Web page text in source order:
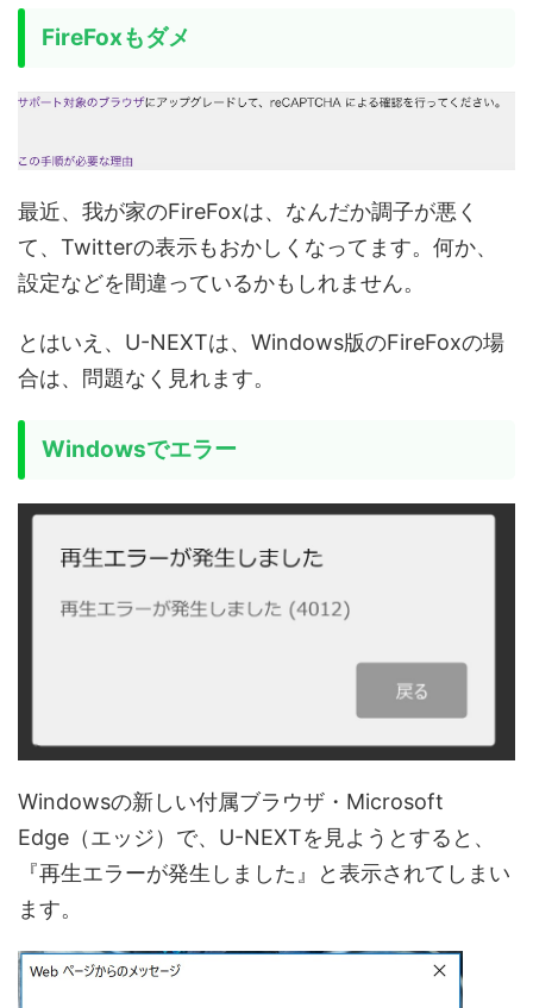
FireFoxもダメ
最近、我が家のFireFoxは、なんだか調子が悪く
て、Twitterの表示もおかしくなってます。何か、
設定などを間違っているかもしれません。
とはいえ、U-NEXTは、Windows版のFireFoxの場
合は、問題なく見れます。
Windowsでエラー
Windowsの新しい付属ブラウザ・Microsoft
Edge（エッジ）で、U-NEXTを見ようとすると、
『再生エラーが発生しました』
と表示されてしまい
ます。